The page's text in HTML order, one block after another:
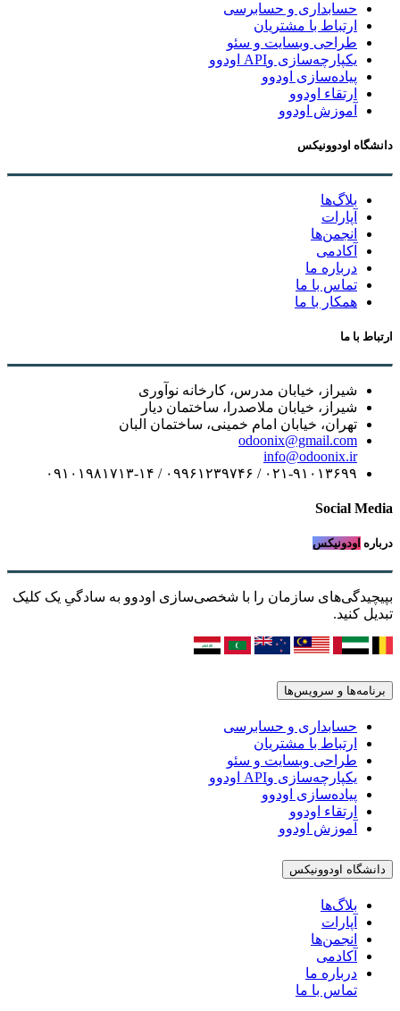
حسابداری و حسابرسی
ارتباط با مشتریان
طراحی وبسایت و سئو
یکپارچه‌سازی وAPI اودوو
پیاده‌سازی اودوو
ارتقاء اودوو
آموزش اودوو
دانشگاه اودوونیکس
بلاگ‌ها
آپارات
انجمن‌ها
آکادمی
درباره ما
تماس با ما
همکار با ما
ارتباط با ما
شیراز، خیابان مدرس، کارخانه نوآوری
شیراز، خیابان ملاصدرا، ساختمان دیار
تهران، خیابان امام خمینی، ساختمان البان
odoonix@gmail.com
info@odoonix.ir
۰۲۱-۹۱۰۱۳۶۹۹ / ۰۹۹۶۱۲۳۹۷۴۶ / ۰۹۱۰۱۹۸۱۷۱۳-۱۴
Social Media
درباره اودونیکس
بپیچیدگی‌های سازمان را با شخصی‌سازی اودوو به سادگیِ یک کلیک
تبدیل کنید.
برنامه‌ها و سرویس‌ها
حسابداری و حسابرسی
ارتباط با مشتریان
طراحی وبسایت و سئو
یکپارچه‌سازی وAPI اودوو
پیاده‌سازی اودوو
ارتقاء اودوو
آموزش اودوو
دانشگاه اودوونیکس
بلاگ‌ها
آپارات
انجمن‌ها
آکادمی
درباره ما
تماس با ما